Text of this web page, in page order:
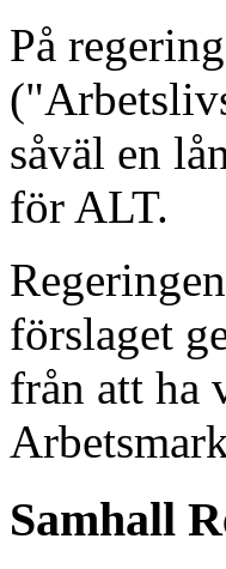
På
såväl en
för ALT.
förslaget
från att ha
Samhall